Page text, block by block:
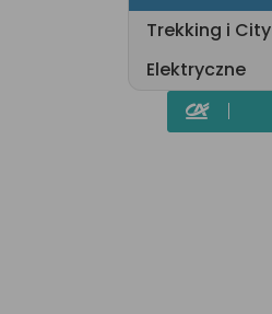
Trekking i City
Elektryczne